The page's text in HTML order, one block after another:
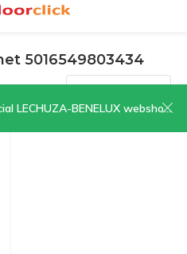
BENELUX webshop | CLICK HERE NOW!
5016549803434
op: